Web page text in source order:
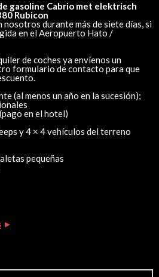
gasoline Cabrio met elektrisch
Rubicon
nosotros durante más de siete días, si
en el Aeropuerto Hato /
de coches ya envíenos un
formulario de contacto para que
(al menos un año en la sucesión);
en el hotel)
y 4 × 4 vehículos del terreno
pequeñas
►